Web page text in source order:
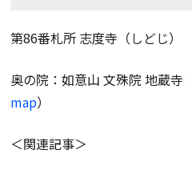
第86番札所 志度寺（しどじ）
奥の院：如意山 文殊院 地蔵寺
map）
＜関連記事＞